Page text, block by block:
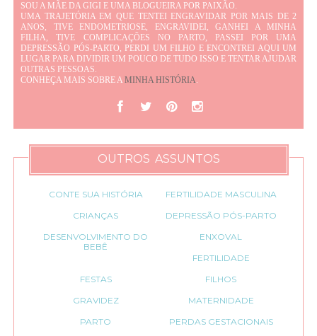
SOU A MÃE DA GIGI E UMA BLOGUEIRA POR PAIXÃO.
UMA TRAJETÓRIA EM QUE TENTEI ENGRAVIDAR POR MAIS DE 2
ANOS, TIVE ENDOMETRIOSE, ENGRAVIDEI, GANHEI A MINHA
FILHA, TIVE COMPLICAÇÕES NO PARTO, PASSEI POR UMA
DEPRESSÃO PÓS-PARTO, PERDI UM FILHO E ENCONTREI AQUI UM
LUGAR PARA DIVIDIR UM POUCO DE TUDO ISSO E TENTAR AJUDAR
OUTRAS PESSOAS.
CONHEÇA MAIS SOBRE AMINHA HISTÓRIA.
OUTROS ASSUNTOS
CONTE SUA HISTÓRIA
FERTILIDADE MASCULINA
CRIANÇAS
DEPRESSÃO PÓS-PARTO
DESENVOLVIMENTO DO
BEBÊ
ENXOVAL
FERTILIDADE
FESTAS
FILHOS
GRAVIDEZ
MATERNIDADE
PARTO
PERDAS GESTACIONAIS